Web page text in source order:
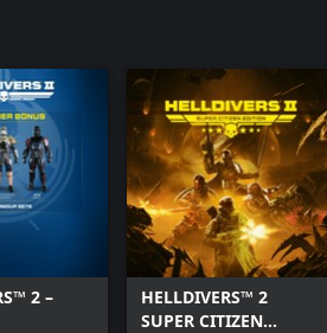
2 –
HELLDIVERS™ 2
SUPER CITIZEN